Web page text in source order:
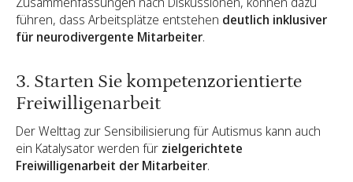
führen, dass Arbeitsplätze entstehen deutlich inklusiver
für neurodivergente Mitarbeiter.
3. Starten Sie kompetenzorientierte
Freiwilligenarbeit
Der Welttag zur Sensibilisierung für Autismus kann auch
ein Katalysator werden für zielgerichtete
Freiwilligenarbeit der Mitarbeiter.